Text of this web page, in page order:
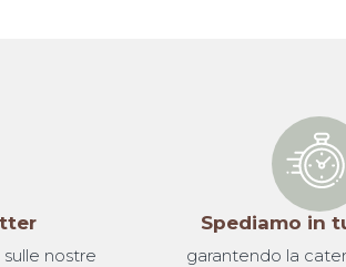
nostre
Spediamo in
garantendo la